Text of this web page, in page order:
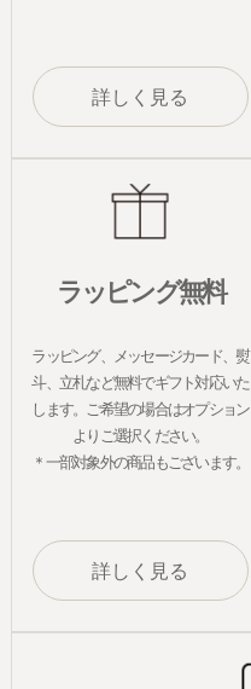
詳しく見る
ラッピング無料
ラッピング、メッセージカード、熨
斗、立札など無料でギフト対応いた
します。ご希望の場合はオプション
よりご選択ください。
＊一部対象外の商品もございます。
詳しく見る